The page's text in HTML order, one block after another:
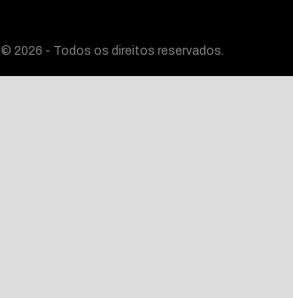
© 2026 - Todos os direitos reservados.